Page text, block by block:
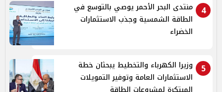
4
منتدى البحر الأحمر يوصي بالتوسع في
الطاقة الشمسية وجذب الاستثمارات
الخضراء
5
وزيرا الكهرباء والتخطيط يبحثان خطة
الاستثمارات العامة وتوفير التمويلات